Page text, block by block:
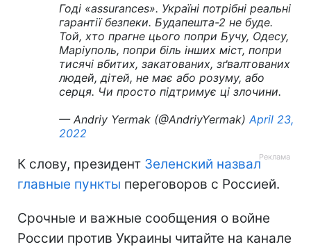
Годі «assurances». Україні потрібні реальні
гарантії безпеки. Будапешта-2 не буде.
Той, хто прагне цього попри Бучу, Одесу,
Маріуполь, попри біль інших міст, попри
тисячі вбитих, закатованих, зґвалтованих
людей, дітей, не має або розуму, або
серця. Чи просто підтримує ці злочини.
— Andriy Yermak (@AndriyYermak) April 23,
2022
К слову, президент Зеленский назвал
главные пункты переговоров с Россией.
Срочные и важные сообщения о войне
России против Украины читайте на канале